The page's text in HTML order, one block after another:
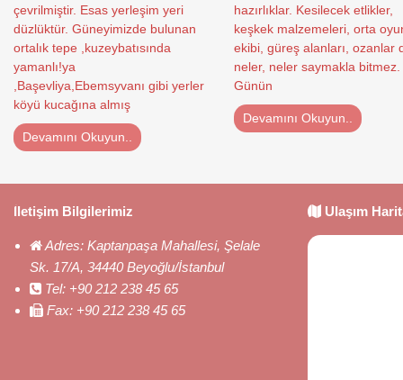
çevrilmiştir. Esas yerleşim yeri
düzlüktür. Güneyimizde bulunan
ortalık tepe ,kuzeybatısında
yamanlı!ya
,Başevliya,Ebemsyvanı gibi yerler
köyü kucağına almış
Devamını Okuyun..
hazırlıklar. Kesilecek etlikler,
keşkek malzemeleri, orta
ekibi, güreş alanları, ozanlar
neler, neler saymakla bitmez.
Günün
Devamını Okuyun..
İletişim Bilgilerimiz
Adres: Kaptanpaşa Mahallesi, Şelale
Sk. 17/A, 34440 Beyoğlu/İstanbul
Tel: +90 212 238 45 65
Fax: +90 212 238 45 65
Ulaşım